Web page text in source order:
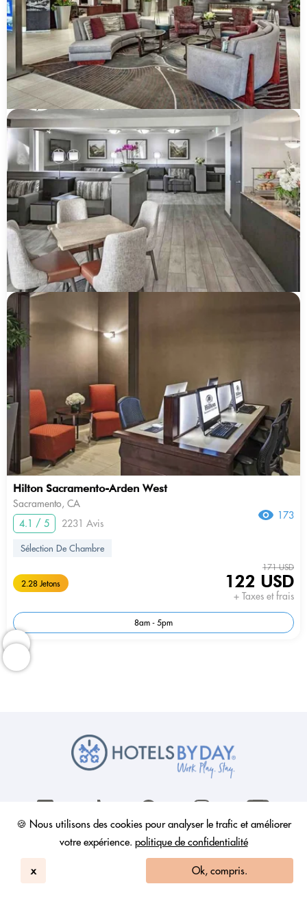
🍪 Nous utilisons des cookies pour analyser le trafic et améliorer
votre expérience. politique de confidentialité
x Ok, compris.
Hilton Sacramento-Arden West
Sacramento, CA
4.1 / 5
2231 Avis
173
Sélection De Chambre
2.28 Jetons
171 USD
122 USD
+ Taxes et frais
8am - 5pm
HotelsByDay
Comment ça marche